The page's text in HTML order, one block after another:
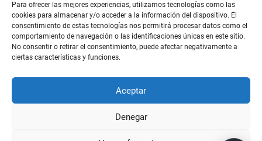
Para ofrecer las mejores experiencias, utilizamos tecnologías como las
cookies para almacenar y/o acceder a la información del dispositivo. El
consentimiento de estas tecnologías nos permitirá procesar datos como el
comportamiento de navegación o las identificaciones únicas en este sitio.
No consentir o retirar el consentimiento, puede afectar negativamente a
ciertas características y funciones.
Aceptar
Denegar
Políticas de cookies
Política de privacidad
Aviso legal